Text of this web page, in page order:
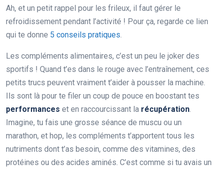
Ah, et un petit rappel pour les frileux, il faut gérer le
refroidissement pendant l’activité ! Pour ça, regarde ce lien
qui te donne 5 conseils pratiques
Les compléments alimentaires, c’est un peu le joker des
sportifs ! Quand t’es dans le rouge avec l’entraînement, ces
petits trucs peuvent vraiment t’aider à pousser la machine.
Ils sont là pour te filer un coup de pouce en boostant tes
performances et en raccourcissant la récupération
Imagine, tu fais une grosse séance de muscu ou un
marathon, et hop, les compléments t’apportent tous les
nutriments dont t’as besoin, comme des vitamines, des
protéines ou des acides aminés. C’est comme si tu avais un